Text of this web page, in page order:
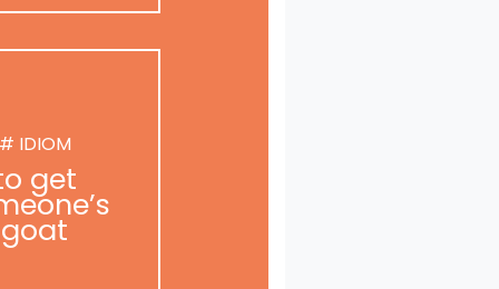
IDIOM
get
goat